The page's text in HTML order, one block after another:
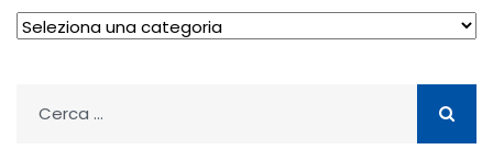
Archivio
per: